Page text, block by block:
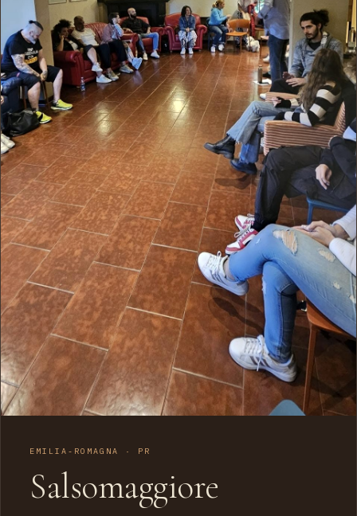
EMILIA-ROMAGNA · PR
Salsomaggiore